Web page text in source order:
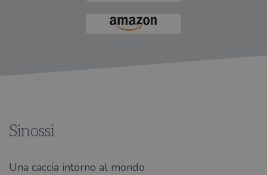
Sinossi
Una caccia intorno al mondo